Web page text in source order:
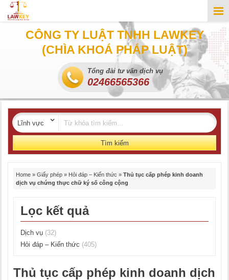
CÔNG TY LUẬT TNHH LAWKEY
(CHÌA KHOÁ PHÁP LUẬT)
Tổng đài tư vấn dịch vụ
02466565366
Tìm kiếm
Home » Giấy phép » Hỏi đáp – Kiến thức » Thủ tục cấp phép kinh doanh
dịch vụ chứng thực chữ ký số công cộng
Lọc kết quả
Dịch vụ (32)
Hỏi đáp – Kiến thức (405)
Thủ tục cấp phép kinh doanh dịch